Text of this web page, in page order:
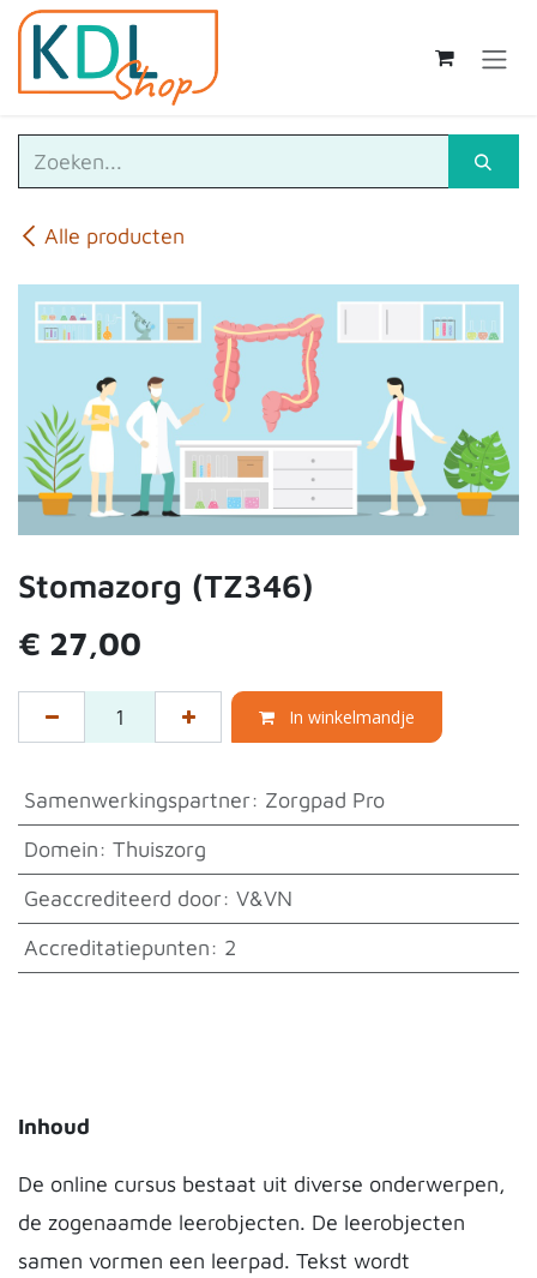
Overslaan naar inhoud
Alle producten
Stomazorg (TZ346)
€ 27,00
In winkelmandje
Samenwerkingspartner: Zorgpad Pro
Domein: Thuiszorg
Geaccrediteerd door: V&VN
Accreditatiepunten: 2
Inhoud
De online cursus bestaat uit diverse onderwerpen,
de zogenaamde leerobjecten. De leerobjecten
samen vormen een leerpad. Tekst wordt